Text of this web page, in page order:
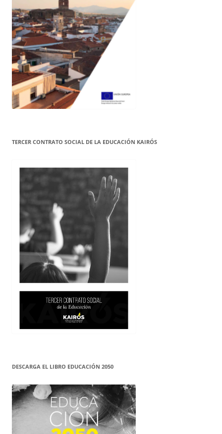
TERCER CONTRATO SOCIAL DE LA EDUCACIÓN KAIRÓS
DESCARGA EL LIBRO EDUCACIÓN 2050